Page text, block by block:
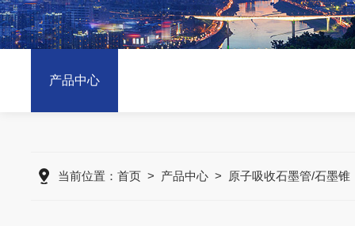
产品中心
当前位置： 首页 > 产品中心 > 原子吸收石墨管/石墨锥